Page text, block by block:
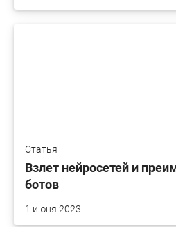
Статья
Взлет нейросетей и
ботов
1 июня 2023